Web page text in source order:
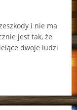
i nie ma
jest tak, że
dwoje ludzi